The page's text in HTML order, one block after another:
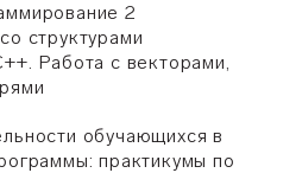
2
структурами
Работа с векторами,
обучающихся в
практикумы по